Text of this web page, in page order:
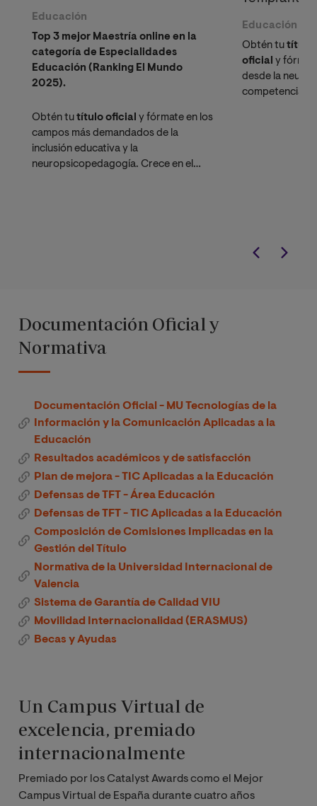
Educación
Top 3 mejor Maestría online en la
categoría de Especialidades
Educación (Ranking El Mundo
2025).
Obtén tutítulo oficial y fórmate en los
campos más demandados de la
inclusión educativa y la
neuropsicopedagogía. Crece en el
Educación
Obtén tutítulo
oficial y
desde la
competencias
Documentación Oficial y
Normativa
Documentación Oficial - MU Tecnologías de la
Información y la Comunicación Aplicadas a la
Educación
Resultados académicos y de satisfacción
Plan de mejora - TIC Aplicadas a la Educación
Defensas de TFT - Área Educación
Defensas de TFT - TIC Aplicadas a la Educación
Composición de Comisiones Implicadas en la
Gestión del Título
Normativa de la Universidad Internacional de
Valencia
Sistema de Garantía de Calidad VIU
Movilidad Internacionalidad (ERASMUS)
Becas y Ayudas
Un Campus Virtual de
excelencia, premiado
internacionalmente
Premiado por los Catalyst Awards como el Mejor
Campus Virtual de España durante cuatro años